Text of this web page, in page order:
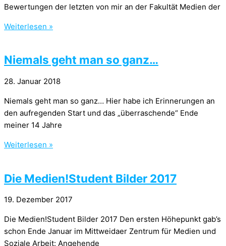
Bewertungen der letzten von mir an der Fakultät Medien der
Weiterlesen »
Niemals geht man so ganz…
28. Januar 2018
Niemals geht man so ganz… Hier habe ich Erinnerungen an
den aufregenden Start und das „überraschende“ Ende
meiner 14 Jahre
Weiterlesen »
Die Medien!Student Bilder 2017
19. Dezember 2017
Die Medien!Student Bilder 2017 Den ersten Höhepunkt gab’s
schon Ende Januar im Mittweidaer Zentrum für Medien und
Soziale Arbeit: Angehende